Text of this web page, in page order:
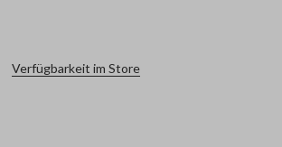
Verfügbarkeit im Store